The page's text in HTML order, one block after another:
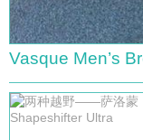
Vasque Men’s